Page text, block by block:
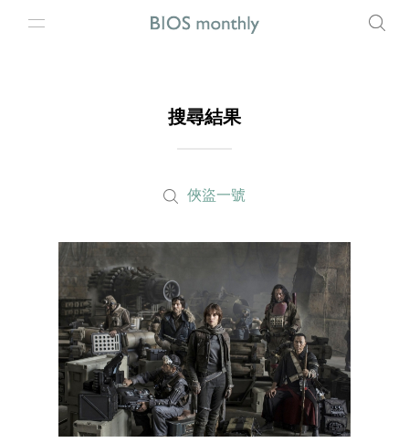
搜尋結果
俠盜一號